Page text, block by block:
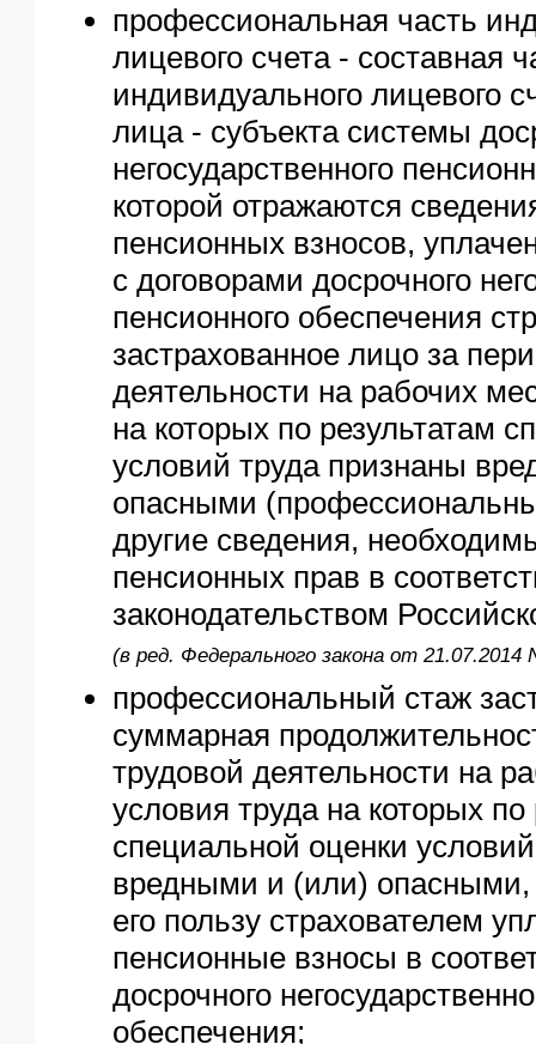
профессиональная часть
лицевого счета - составная
индивидуального лицевого
лица - субъекта системы
негосударственного
которой отражаются
пенсионных взносов,
с договорами досрочного
пенсионного обеспечения
застрахованное лицо за
деятельности на рабочих
на которых по результатам
условий труда признаны
опасными
другие сведения,
пенсионных прав в
законодательством
(в ред. Федерального закона от 21.07.2014
профессиональный стаж
суммарная
трудовой деятельности на
условия труда на которых по
специальной оценки
вредными и (или) опасными,
его пользу страхователем
пенсионные взносы в
досрочного
обеспечения;